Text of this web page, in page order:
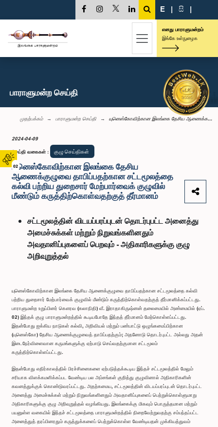
02
E | සි |
எனது பாராளுமன்றம்
இங்கே உள்நுழைக
பாராளுமன்ற செய்தி
முதற்பக்கம் பாராளுமன்ற செய்தி யுனெஸ்கோவிற்கான இலங்கை தேசிய ஆணைக்க...
2024-04-09
செய்தி வகைகள் : குழு செய்திகள்
யுனெஸ்கோவிற்கான இலங்கை தேசிய
ஆணைக்குழுவை தாபிப்பதற்கான சட்டமூலத்தை
கல்வி பற்றிய துறைசார் மேற்பார்வைக் குழுவில்
மீண்டும் கருத்திற்கொள்வதற்குத் தீர்மானம்
சட்டமூலத்தின் விடயப்பரப்புடன் தொடர்புபட்ட அனைத்து
அமைச்சுக்கள் மற்றும் நிறுவங்களினதும்
அவதானிப்புகளைப் பெறவும் - அதிகாரிகளுக்கு குழு
அறிவுறுத்தல்
யுனெஸ்கோவிற்கான இலங்கை தேசிய ஆணைக்குழுவை தாபிப்பதற்கான சட்டமூலத்தை கல்வி
பற்றிய துறைசார் மேற்பார்வைக் குழுவில் மீண்டும் கருத்திற்கொள்வதற்குத் தீர்மானிக்கப்பட்டது.
பாராளுமன்ற உறுப்பினர் கௌரவ (கலாநிதி) வீ. இராதாகிருஷ்னன் தலைமையில் அண்மையில் (ஏப்.
02) இந்தக் குழு பாராளுமன்றத்தில் கூடியபோதே இந்தத் தீர்மானம் மேற்கொள்ளப்பட்டது.
இதன்போது ஐக்கிய நாடுகள் கல்வி, அறிவியல் மற்றும் பண்பாட்டு ஒழுங்கமைப்பிற்கான
(யுனெஸ்கோ) தேசிய ஆணைக்குழுவைத் தாபிப்பதற்கும்; அதனோடு தொடர்புபட்ட அல்லது அதன்
இடைநேர்விளைவான கருமங்களுக்கு ஏற்பாடு செய்வதற்குமான சட்டமூலம்
கருத்திற்கொள்ளப்பட்டது.
இதன்போது எதிர்காலத்தில் பிரச்சினைகளை ஏற்படுத்தக்கூடிய இந்தச் சட்டமூலத்தில் மேலும்
சரியாக விளக்கமளிக்கப்பட வேண்டிய பல அம்சங்கள் குறித்து குழுவினால் அதிகாரிகளின்
கவனத்துக்குக் கொண்டுவரப்பட்டது. அதற்கமைய, சட்டமூலத்தின் விடயப்பரப்புடன் தொடர்புபட்ட
அனைத்து அமைச்சுக்கள் மற்றும் நிறுவங்களினதும் அவதானிப்புகளைப் பெற்றுக்கொள்ளுமாறு
அதிகாரிகளுக்கு குழு அறிவுறுத்தல் வழங்கியது. இலங்கைக்கு மிகவும் பொருத்தமான மற்றும்
பயனுள்ள வகையில் இந்தச் சட்டமூலத்தை பாராளுமன்றத்தில் நிறைவேற்றுவதற்கு சம்பந்தப்பட்ட
அனைத்துத் தரப்பினரதும் கருத்துக்களைப் பெற்றுக்கொள்ள வேண்டியதன் முக்கியத்துவம்